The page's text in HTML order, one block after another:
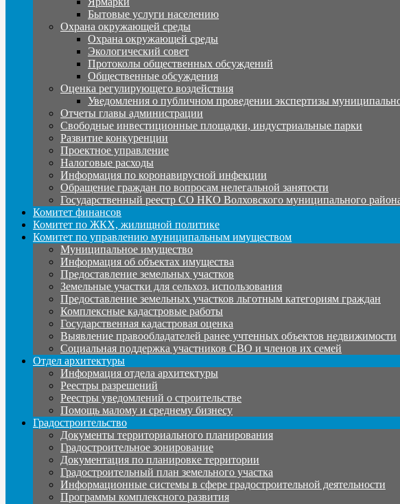
Бытовые услуги населению
Охрана окружающей среды
Охрана окружающей среды
Экологический совет
Протоколы общественных обсуждений
Общественные обсуждения
Оценка регулирующего воздействия
Уведомления о публичном проведении экспертизы
Отчеты главы администрации
Свободные инвестиционные площадки, индустриальные парки
Развитие конкуренции
Проектное управление
Налоговые расходы
Информация по коронавирусной инфекции
Обращение граждан по вопросам нелегальной занятости
Государственный реестр СО НКО Волховского муниципального
Комитет финансов
Комитет по ЖКХ, жилищной политике
Комитет по управлению муниципальным имуществом
Муниципальное имущество
Информация об объектах имущества
Предоставление земельных участков
Земельные участки для сельхоз. использования
Предоставление земельных участков льготным категориям граждан
Комплексные кадастровые работы
Государственная кадастровая оценка
Выявление правообладателей ранее учтенных объектов недвижимости
Социальная поддержка участников СВО и членов их семей
Отдел архитектуры
Информация отдела архитектуры
Реестры разрешений
Реестры уведомлений о строительстве
Помощь малому и среднему бизнесу
Градостроительство
Документы территориального планирования
Градостроительное зонирование
Документация по планировке территории
Градостроительный план земельного участка
Информационные системы в сфере градостроительной деятельности
Программы комплексного развития